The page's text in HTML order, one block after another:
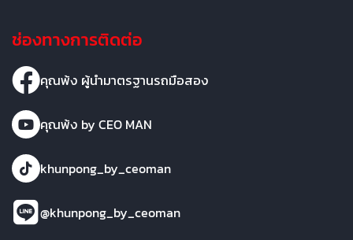
ช่องทางการติดต่อ
คุณพ้ง ผู้นำมาตรฐานรถมือสอง
คุณพ้ง by CEO MAN
khunpong_by_ceoman
@khunpong_by_ceoman